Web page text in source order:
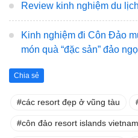
Review kinh nghiệm du
Kinh nghiệm đi Côn Đảo
món quà “đặc sản” đảo
Chia sẻ
các resort đẹp ở vũng tàu
côn đảo resort islands vietnam